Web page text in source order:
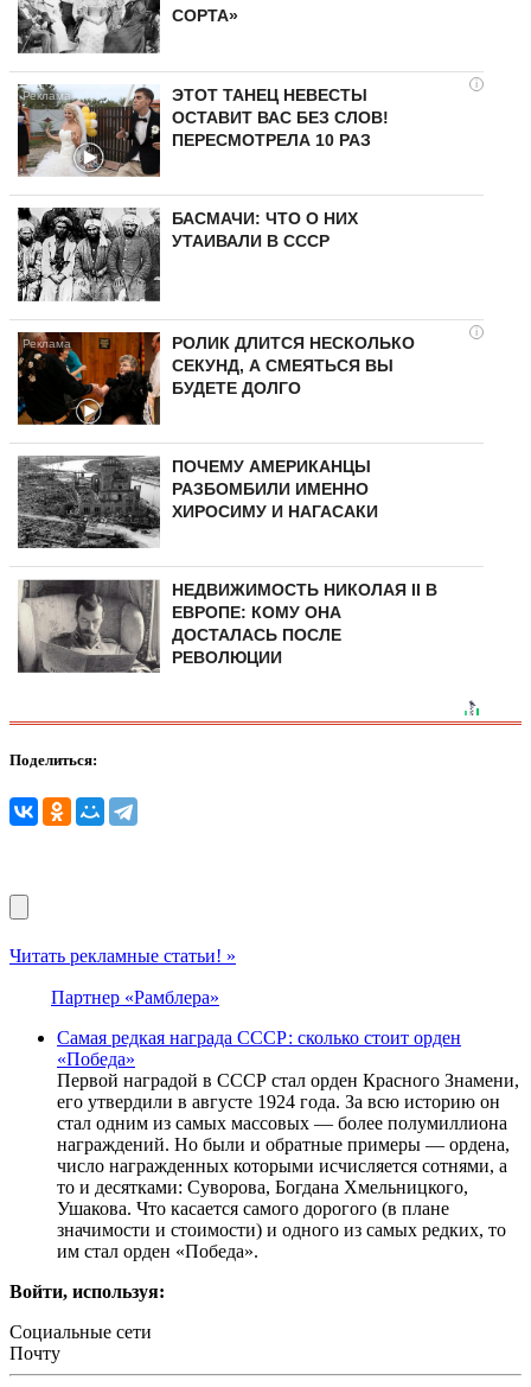
СОРТА»
i
ЭТОТ ТАНЕЦ НЕВЕСТЫ
ОСТАВИТ ВАС БЕЗ СЛОВ!
ПЕРЕСМОТРЕЛА 10 РАЗ
БАСМАЧИ: ЧТО О НИХ
УТАИВАЛИ В СССР
i
РОЛИК ДЛИТСЯ НЕСКОЛЬКО
СЕКУНД, А СМЕЯТЬСЯ ВЫ
БУДЕТЕ ДОЛГО
ПОЧЕМУ АМЕРИКАНЦЫ
РАЗБОМБИЛИ ИМЕННО
ХИРОСИМУ И НАГАСАКИ
НЕДВИЖИМОСТЬ НИКОЛАЯ II В
ЕВРОПЕ: КОМУ ОНА
ДОСТАЛАСЬ ПОСЛЕ
РЕВОЛЮЦИИ
Поделиться:
Читать рекламные статьи! »
Партнер «Рамблера»
Самая редкая награда СССР: сколько стоит орден
«Победа»
Первой наградой в СССР стал орден Красного Знамени,
его утвердили в августе 1924 года. За всю историю он
стал одним из самых массовых — более полумиллиона
награждений. Но были и обратные примеры — ордена,
число награжденных которыми исчисляется сотнями, а
то и десятками: Суворова, Богдана Хмельницкого,
Ушакова. Что касается самого дорогого (в плане
значимости и стоимости) и одного из самых редких, то
им стал орден «Победа».
Войти, используя:
Социальные сети
Почту